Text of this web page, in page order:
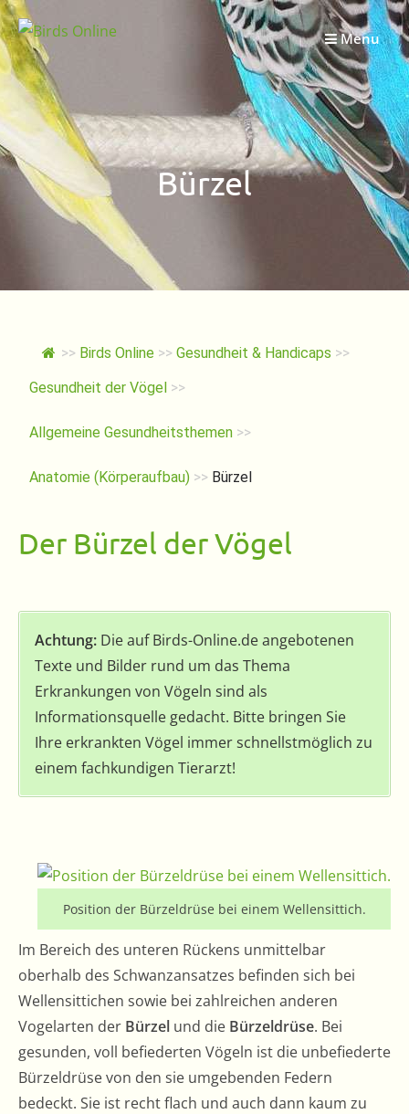
Springe
zum
Inhalt
Menu
Bürzel
>> Birds Online >> Gesundheit & Handicaps >>
Gesundheit der Vögel >>
Allgemeine Gesundheitsthemen >>
Anatomie (Körperaufbau) >> Bürzel
Der Bürzel der Vögel
Achtung: Die auf Birds-Online.de angebotenen
Texte und Bilder rund um das Thema
Erkrankungen von Vögeln sind als
Informationsquelle gedacht. Bitte bringen Sie
Ihre erkrankten Vögel immer schnellstmöglich zu
einem fachkundigen Tierarzt!
Position der Bürzeldrüse bei einem Wellensittich.
Im Bereich des unteren Rückens unmittelbar
oberhalb des Schwanzansatzes befinden sich bei
Wellensittichen sowie bei zahlreichen anderen
Vogelarten der Bürzel und die Bürzeldrüse. Bei
gesunden, voll befiederten Vögeln ist die unbefiederte
Bürzeldrüse von den sie umgebenden Federn
bedeckt. Sie ist recht flach und auch dann kaum zu